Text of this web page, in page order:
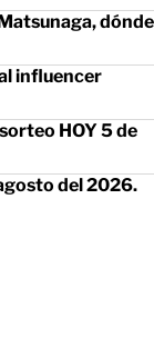
dónde
influencer
HOY 5 de
del 2026.